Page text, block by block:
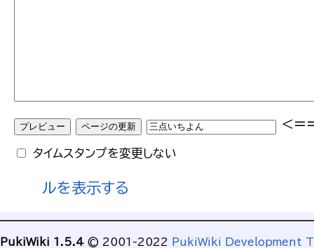
タイムスタンプを変更しない
ルを表示する
PukiWiki 1.5.4 © 2001-2022 PukiWiki Development